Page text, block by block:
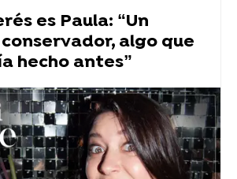
es Paula: “Un
algo que
hecho antes”